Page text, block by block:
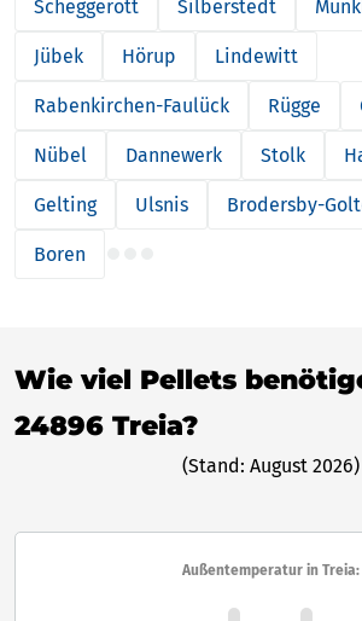
Scheggerott Silberstedt
Jübek Hörup Lindewitt
Rabenkirchen-Faulück Rügge
Nübel Dannewerk Stolk
Gelting Ulsnis Brodersby-
Boren
Wie viel Pellets
24896 Treia?
(Stand: August 2026)
Außentemperatur in Treia: